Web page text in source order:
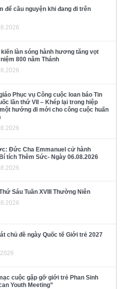
để cầu nguyện khi đang đi trên
làn sóng hành hương tăng vọt
800 năm Thánh
Phục vụ Công cuộc loan báo Tin
lần thứ VII – Khép lại trong hiệp
hướng đi mới cho công cuộc huấn
Đức Cha Emmanuel cử hành
tích Thêm Sức- Ngày 06.08.2026
Sáu Tuần XVIII Thường Niên
chủ đề ngày Quốc tế Giới trẻ 2027
cuộc gặp gỡ giới trẻ Phan Sinh
Youth Meeting”